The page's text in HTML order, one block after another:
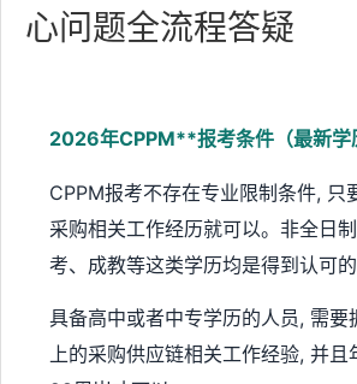
心问题全流程答疑
2026年CPPM**报考条件（最新学
CPPM报考不存在专业限制条件, 只
采购相关工作经历就可以。非全日
考、成教等这类学历均是得到认可
具备高中或者中专学历的人员, 需要
上的采购供应链相关工作经验, 并且